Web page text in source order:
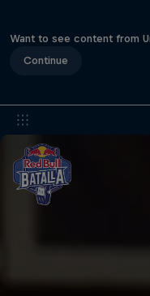
Want to see content from
Continue